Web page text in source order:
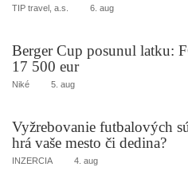
TIP travel, a.s. 6. aug
Berger Cup posunul latku:
17 500 eur
Niké 5. aug
Vyžrebovanie futbalových
hrá vaše mesto či dedina?
INZERCIA 4. aug